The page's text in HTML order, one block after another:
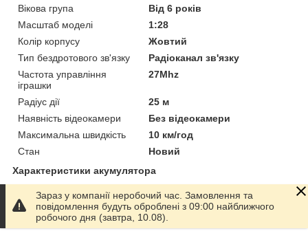
Вікова група
Від 6 років
Масштаб моделі
1:28
Колір корпусу
Жовтий
Тип бездротового зв'язку
Радіоканал зв'язку
Частота управління
іграшки
27Mhz
Радіус дії
25 м
Наявність відеокамери
Без відеокамери
Максимальна швидкість
10 км/год
Стан
Новий
Характеристики акумулятора
Тип акумулятора
Li-Ion
Напруга акумулятору
3.7 В
Кількість акумуляторів
1 шт.
Зараз у компанії неробочий час. Замовлення та
повідомлення будуть оброблені з 09:00 найближчого
робочого дня (завтра, 10.08).